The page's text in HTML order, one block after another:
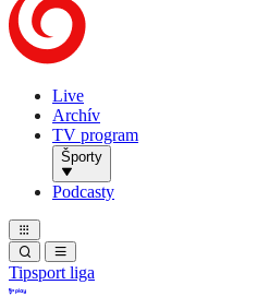
Live
Archív
TV program
Športy
Podcasty
Tipsport liga